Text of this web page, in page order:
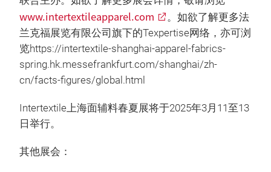
www.intertextileapparel.com
。如欲了解更多法
兰克福展览有限公司旗下的Texpertise网络，亦可浏
览https://intertextile-shanghai-apparel-fabrics-
spring.hk.messefrankfurt.com/shanghai/zh-
cn/facts-figures/global.html
Intertextile上海面辅料春夏展将于2025年3月11至13
日举行。
其他展会：